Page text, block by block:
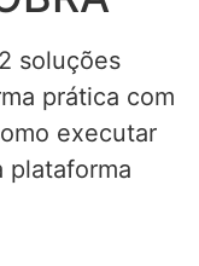
soluções
prática com
executar
plataforma